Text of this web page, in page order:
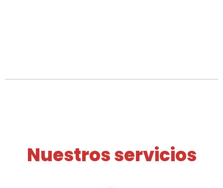
Nuestros servicios